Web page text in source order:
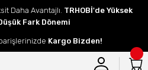
Daha Avantajlı. TRHOBİ'de Yüksek
Fark Dönemi
Kargo Bizden!